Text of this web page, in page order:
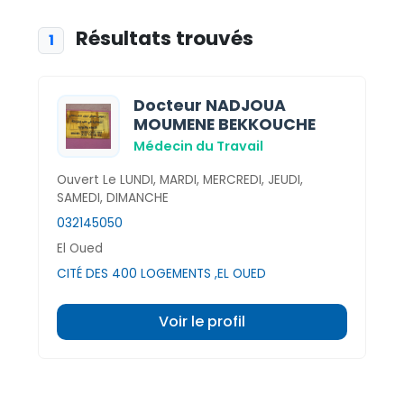
1 Résultats trouvés
Docteur NADJOUA
MOUMENE BEKKOUCHE
Médecin du Travail
Ouvert Le LUNDI, MARDI, MERCREDI, JEUDI,
SAMEDI, DIMANCHE
032145050
El Oued
CITÉ DES 400 LOGEMENTS ,EL OUED
Voir le profil